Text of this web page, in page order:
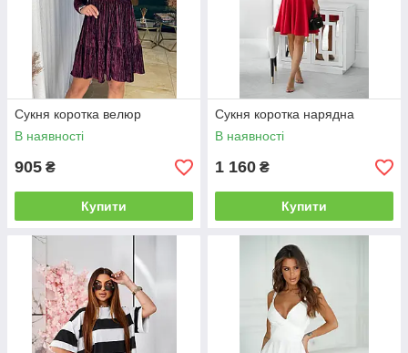
Сукня коротка велюр
В наявності
905 ₴
Купити
Сукня коротка нарядна
В наявності
1 160 ₴
Купити